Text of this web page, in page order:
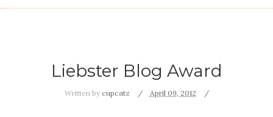
Liebster Blog Award
Written by cupcatz April 09, 2012